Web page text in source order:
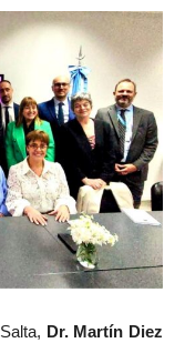
Dr. Martín Diez